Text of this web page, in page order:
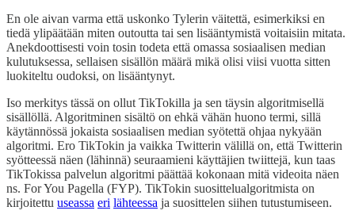
En ole aivan varma että uskonko Tylerin väitettä, esimerkiksi en
tiedä ylipäätään miten outoutta tai sen lisääntymistä voitaisiin mitata.
Anekdoottisesti voin tosin todeta että omassa sosiaalisen median
kulutuksessa, sellaisen sisällön määrä mikä olisi viisi vuotta sitten
luokiteltu oudoksi, on lisääntynyt.
Iso merkitys tässä on ollut TikTokilla ja sen täysin algoritmisellä
sisällöllä. Algoritminen sisältö on ehkä vähän huono termi, sillä
käytännössä jokaista sosiaalisen median syötettä ohjaa nykyään
algoritmi. Ero TikTokin ja vaikka Twitterin välillä on, että Twitterin
syötteessä näen (lähinnä) seuraamieni käyttäjien twiittejä, kun taas
TikTokissa palvelun algoritmi päättää kokonaan mitä videoita näen
ns. For You Pagella (FYP). TikTokin suosittelualgoritmista on
kirjoitettu useassa eri lähteessa ja suosittelen siihen tutustumiseen.